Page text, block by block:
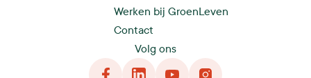
Werken bij GroenLeven
Contact
Volg ons